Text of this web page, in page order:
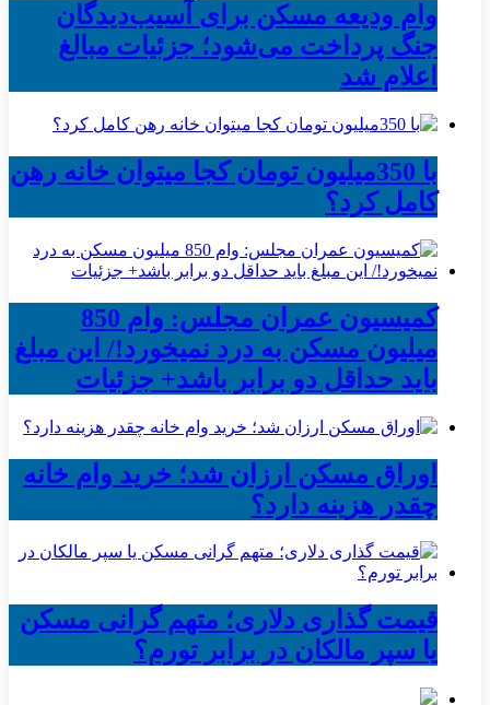
وام ودیعه مسکن برای آسیب‌دیدگان
جنگ پرداخت می‌شود؛ جزئیات مبالغ
اعلام شد
با 350میلیون تومان کجا میتوان خانه رهن
کامل کرد؟
کمیسیون عمران مجلس: وام 850
میلیون مسکن به درد نمیخورد!/ این مبلغ
باید حداقل دو برابر باشد+ جزئیات
اوراق مسکن ارزان شد؛ خرید وام خانه
چقدر هزینه دارد؟
قیمت گذاری دلاری؛ متهم گرانی مسکن
یا سپر مالکان در برابر تورم؟